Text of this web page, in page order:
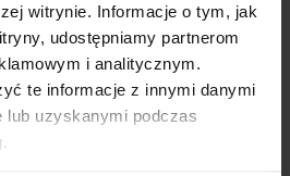
witrynie. Informacje o tym, jak
udostępniamy partnerom
i analitycznym.
te informacje z innymi danymi
lub uzyskanymi podczas
dni od daty zakupu. Szkolenie z
jest przez cały rok